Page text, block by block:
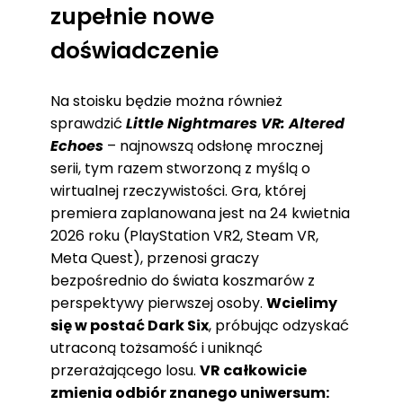
zupełnie nowe
doświadczenie
Na stoisku będzie można również
sprawdzić Little Nightmares VR: Altered
Echoes – najnowszą odsłonę mrocznej
serii, tym razem stworzoną z myślą o
wirtualnej rzeczywistości. Gra, której
premiera zaplanowana jest na 24 kwietnia
2026 roku (PlayStation VR2, Steam VR,
Meta Quest), przenosi graczy
bezpośrednio do świata koszmarów z
perspektywy pierwszej osoby. Wcielimy
się w postać Dark Six, próbując odzyskać
utraconą tożsamość i uniknąć
przerażającego losu. VR całkowicie
zmienia odbiór znanego uniwersum: